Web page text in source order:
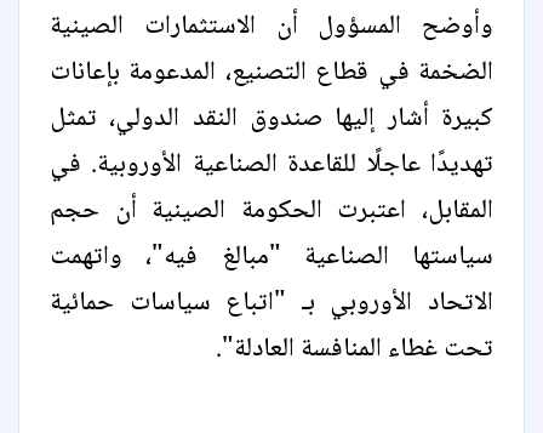
وأوضح المسؤول أن الاستثمارات الصينية
الضخمة في قطاع التصنيع، المدعومة بإعانات
كبيرة أشار إليها صندوق النقد الدولي، تمثل
تهديدًا عاجلًا للقاعدة الصناعية الأوروبية. في
المقابل، اعتبرت الحكومة الصينية أن حجم
سياستها الصناعية "مبالغ فيه"، واتهمت
الاتحاد الأوروبي بـ "اتباع سياسات حمائية
تحت غطاء المنافسة العادلة".